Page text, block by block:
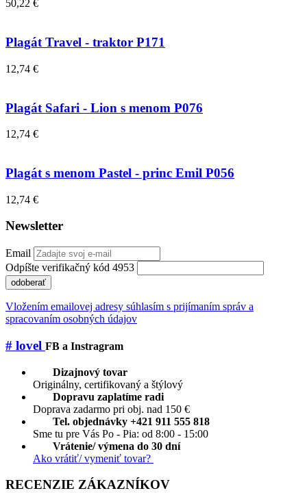
50,22 €
Plagát Travel - traktor P171
12,74 €
Plagát Safari - Lion s menom P076
12,74 €
Plagát s menom Pastel - princ Emil P056
12,74 €
Newsletter
Email
Odpíšte verifikačný kód 4953
odoberať
Vložením emailovej adresy súhlasím s prijímaním správ a
spracovaním osobných údajov
# lovel FB a Instragram
Dizajnový tovar
Originálny, certifikovaný a štýlový
Dopravu zaplatíme radi
Doprava zadarmo pri obj. nad 150 €
Tel. objednávky +421 911 555 818
Sme tu pre Vás Po - Pia: od 8:00 - 15:00
Vrátenie/ výmena do 30 dní
Ako vrátiť/ vymeniť tovar?
RECENZIE ZÁKAZNÍKOV